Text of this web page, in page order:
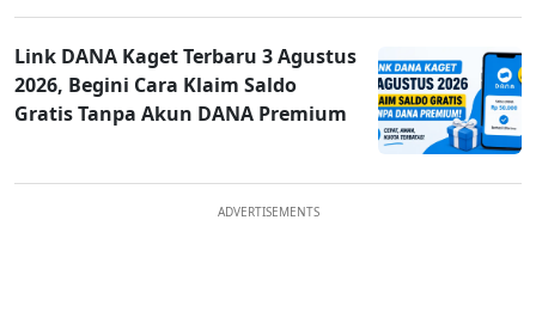
Link DANA Kaget Terbaru 3 Agustus
2026, Begini Cara Klaim Saldo
Gratis Tanpa Akun DANA Premium
ADVERTISEMENTS